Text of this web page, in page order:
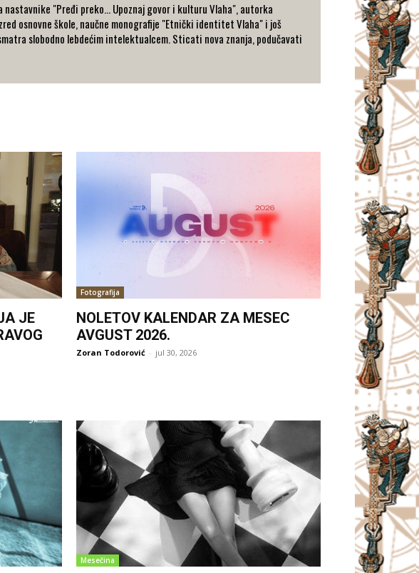
"Pređi preko... Upoznaj govor i kulturu Vlaha", autorka
osnovne škole, naučne monografije "Etnički identitet Vlaha" i još
slobodno lebdećim intelektualcem. Sticati nova znanja, podučavati
JE
Fotografija
NOLETOV KALENDAR ZA MESEC
AVGUST 2026.
Zoran Todorović - jul 30, 2026
Mesečina